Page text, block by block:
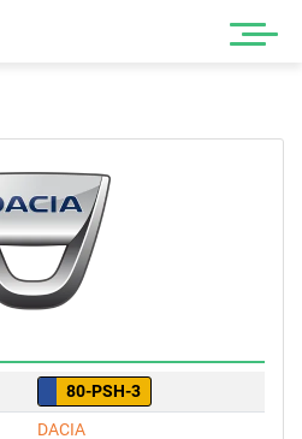
80-PSH-3
DACIA